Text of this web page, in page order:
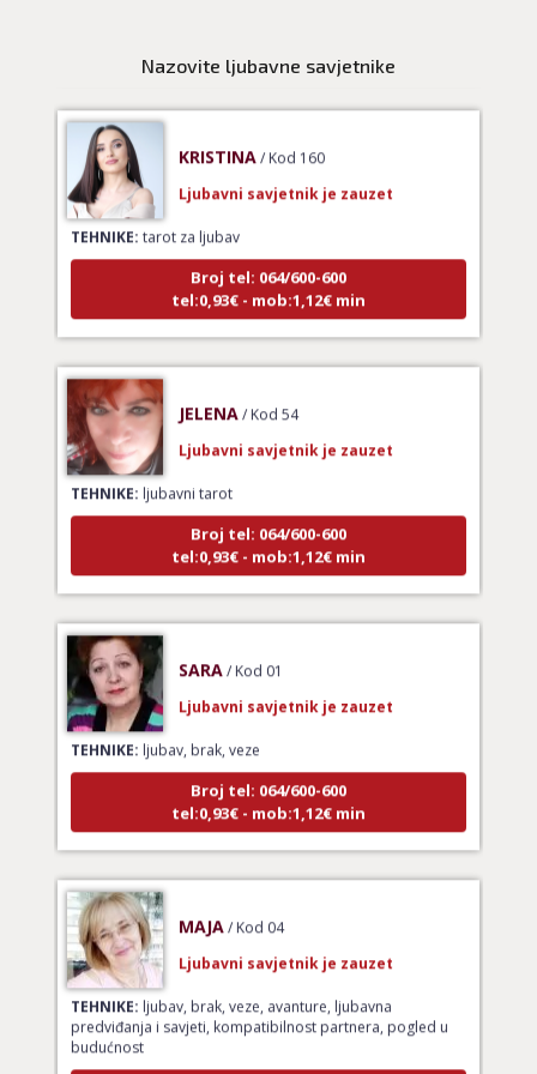
Nazovite ljubavne savjetnike
TEHNIKE:tarot za ljubav
Broj tel: 064/600-600
tel:0,93€ - mob:1,12€ min
Ljubavni savjetnik je zauzet
TEHNIKE:ljubavni tarot
Broj tel: 064/600-600
tel:0,93€ - mob:1,12€ min
TEHNIKE:ljubav, brak, veze
Broj tel: 064/600-600
tel:0,93€ - mob:1,12€ min
Ljubavni savjetnik je zauzet
TEHNIKE:ljubav, brak, veze, avanture, ljubavna
predviđanja i savjeti, kompatibilnost partnera, pogled u
budućnost
Broj tel: 064/600-600